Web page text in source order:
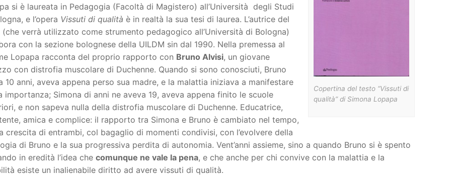
Copertina del testo “Vissuti di
qualità” di Simona Lopapa
si è laureata in Pedagogia (Facoltà di Magistero) all’Università degli Studi
e l’opera Vissuti di qualità è in realtà la sua tesi di laurea. L’autrice del
verrà utilizzato come strumento pedagogico all’Università di Bologna)
con la sezione bolognese della UILDM sin dal 1990. Nella premessa al
Lopapa racconta del proprio rapporto con Bruno Alvisi, un giovane
con distrofia muscolare di Duchenne. Quando si sono conosciuti, Bruno
10 anni, aveva appena perso sua madre, e la malattia iniziava a manifestare
importanza; Simona di anni ne aveva 19, aveva appena finito le scuole
e non sapeva nulla della distrofia muscolare di Duchenne. Educatrice,
amica e complice: il rapporto tra Simona e Bruno è cambiato nel tempo,
crescita di entrambi, col bagaglio di momenti condivisi, con l’evolvere della
di Bruno e la sua progressiva perdita di autonomia. Vent’anni assieme, sino a quando Bruno si è spento
in eredità l’idea che comunque ne vale la pena, e che anche per chi convive con la malattia e la
esiste un inalienabile diritto ad avere vissuti di qualità.